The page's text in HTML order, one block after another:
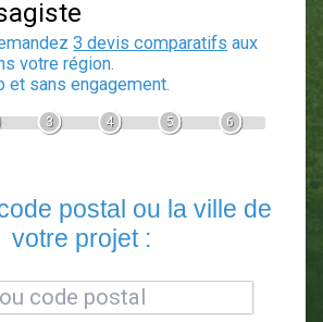
demandez3 devis comparatifs
2 3